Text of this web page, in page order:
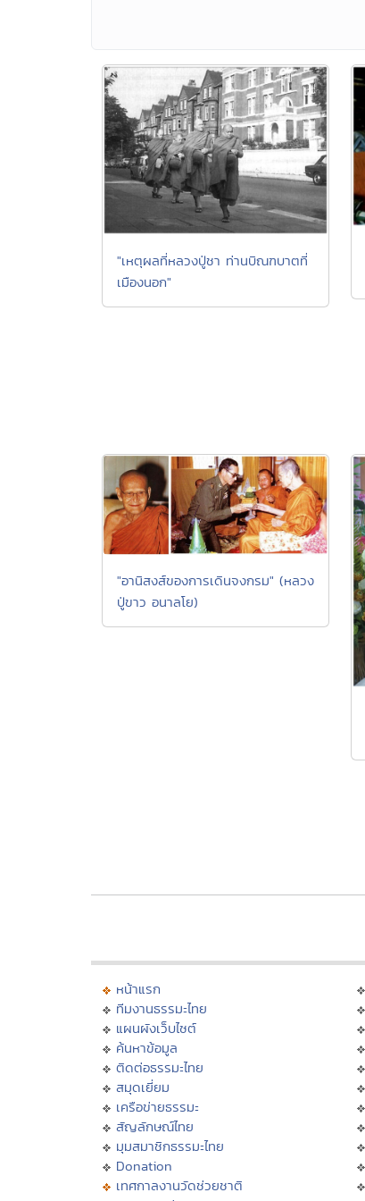
"เหตุผลที่หลวงปู่ชา ท่านบิณฑบาตที่
เมืองนอก"
"อานิสงส์ของการเดินจงกรม" (หลวง
ปู่ขาว อนาลโย)
หน้าแรก
ทีมงานธรรมะไทย
แผนผังเว็บไซต์
ค้นหาข้อมูล
ติดต่อธรรมะไทย
สมุดเยี่ยม
เครือข่ายธรรมะ
สัญลักษณ์ไทย
มุมสมาชิกธรรมะไทย
Donation
เทศกาลงานวัดช่วยชาติ